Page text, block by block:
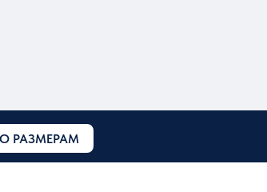
РАЗМЕРАМ